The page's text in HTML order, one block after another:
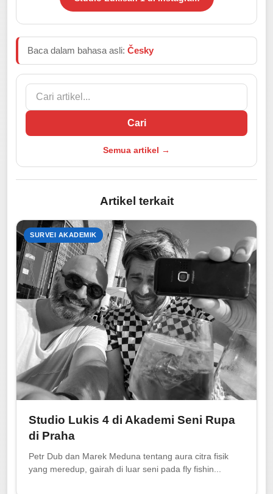
Baca dalam bahasa asli: Česky
Cari
Semua artikel →
Artikel terkait
SURVEI AKADEMIK
Studio Lukis 4 di Akademi Seni Rupa
di Praha
Petr Dub dan Marek Meduna tentang aura citra fisik
yang meredup, gairah di luar seni pada fly fishin...